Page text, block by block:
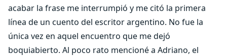
acabar la frase me interrumpió y me citó la primera
línea de un cuento del escritor argentino. No fue la
única vez en aquel encuentro que me dejó
boquiabierto. Al poco rato mencioné a Adriano, el